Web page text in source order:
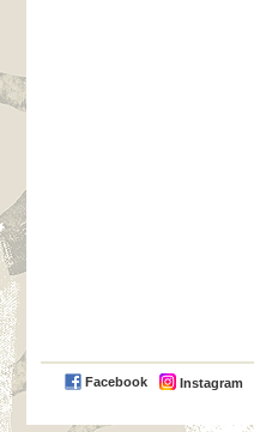
Facebook Instagram